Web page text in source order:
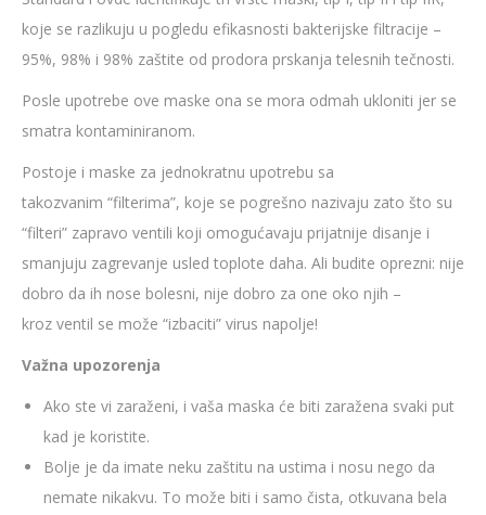
koje se razlikuju u pogledu efikasnosti bakterijske filtracije –
95%, 98% i 98% zaštite od prodora prskanja telesnih tečnosti.
Posle upotrebe ove maske ona se mora odmah ukloniti jer se
smatra kontaminiranom.
Postoje i maske za jednokratnu upotrebu sa
takozvanim “filterima”, koje se pogrešno nazivaju zato što su
“filteri” zapravo ventili koji omogućavaju prijatnije disanje i
smanjuju zagrevanje usled toplote daha. Ali budite oprezni: nije
dobro da ih nose bolesni, nije dobro za one oko njih –
kroz ventil se može “izbaciti” virus napolje!
Važna upozorenja
Ako ste vi zaraženi, i vaša maska će biti zaražena svaki put
kad je koristite.
Bolje je da imate neku zaštitu na ustima i nosu nego da
nemate nikakvu. To može biti i samo čista, otkuvana bela